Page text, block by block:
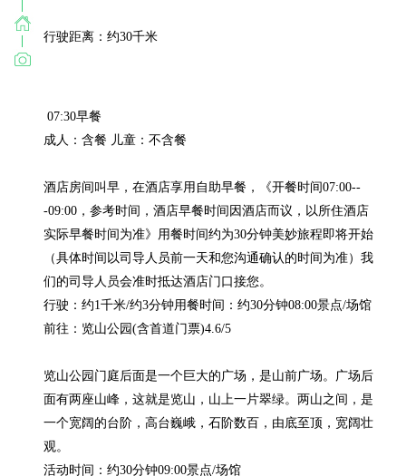
07:30早餐
成人：含餐 儿童：不含餐
酒店房间叫早，在酒店享用自助早餐，《开餐时间07:00--
-09:00，参考时间，酒店早餐时间因酒店而议，以所住酒店
实际早餐时间为准》用餐时间约为30分钟美妙旅程即将开始
（具体时间以司导人员前一天和您沟通确认的时间为准）我
们的司导人员会准时抵达酒店门口接您。
行驶：约1千米/约3分钟用餐时间：约30分钟08:00景点/场馆
前往：览山公园(含首道门票)4.6/5
览山公园门庭后面是一个巨大的广场，是山前广场。广场后
面有两座山峰，这就是览山，山上一片翠绿。两山之间，是
一个宽阔的台阶，高台巍峨，石阶数百，由底至顶，宽阔壮
观。
活动时间：约30分钟09:00景点/场馆